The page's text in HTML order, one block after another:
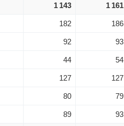
1 143 1 161
182 186
92 93
44 54
127 127
80 79
89 93